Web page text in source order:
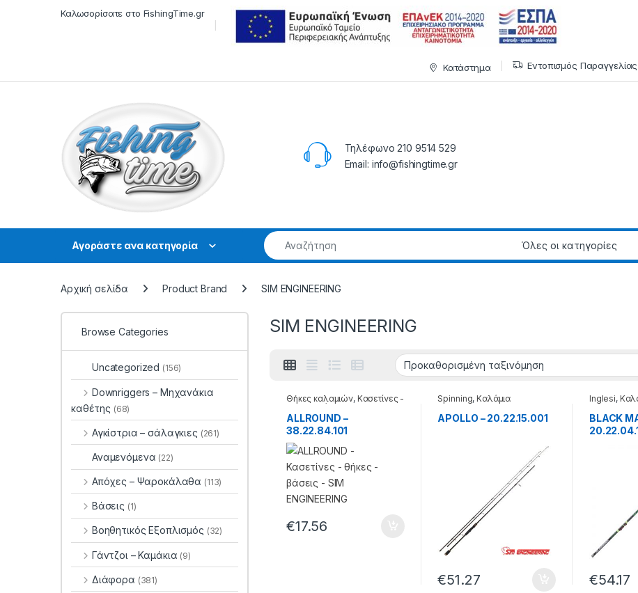
Καλωσορίσατε στο FishingTime.gr
Κατάστημα Εντοπισμός Παραγγελίας
Τηλέφωνο 210 9514 529
Email: info@fishingtime.gr
Αγοράστε ανα κατηγορία
Αρχική σελίδα Product Brand SIM ENGINEERING
SIM ENGINEERING
Θήκες καλαμιών, Κασετίνες -
θήκες - βάσεις
ALLROUND –
38.22.84.101
€17.56
Spinning,Καλάμια
APOLLO – 20.22.15.001
€51.27
Inglesi,
BLACK
€54.17
Browse Categories
Uncategorized (156)
Downriggers – Μηχανάκια
καθέτης (68)
Αγκίστρια – σάλαγκιες (261)
Αναμενόμενα (22)
Απόχες – Ψαροκάλαθα (113)
Βάσεις (1)
Βοηθητικός Εξοπλισμός (32)
Γάντζοι – Καμάκια (9)
Διάφορα (381)